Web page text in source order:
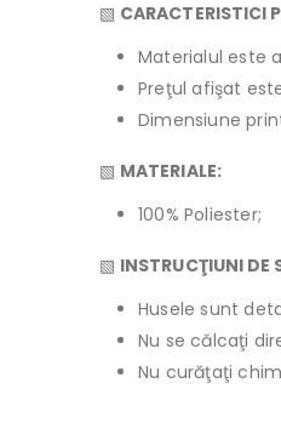
▧ CARACTERISTICI
Materialul este
Preţul afişat
Dimensiune
▧ MATERIALE:
100% Poliester;
▧ INSTRUCŢIUNI DE
Husele sunt
Nu se călcaţi
Nu curăţaţi